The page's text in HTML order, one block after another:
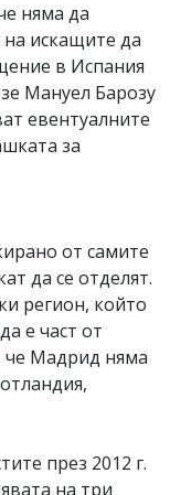
няма да
искащите да
в Испания
Мануел Барозу
евентуалните
за
от самите
да се отделят.
регион, който
е част от
че Мадрид няма
през 2012 г.
на три